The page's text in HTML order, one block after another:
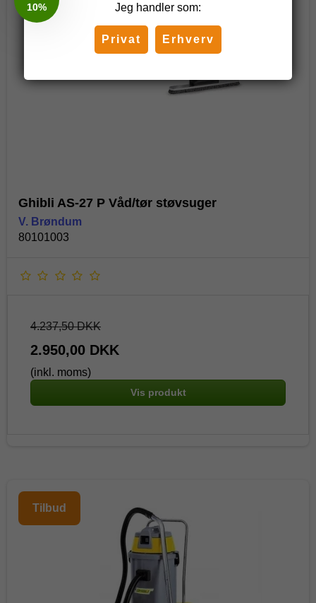
Ghibli AS-27 P Våd/tør støvsuger
V. Brøndum
80101003
4.237,50 DKK
2.950,00 DKK
(inkl. moms)
Vis produkt
Tilbud
Jeg handler som:
Privat Erhverv